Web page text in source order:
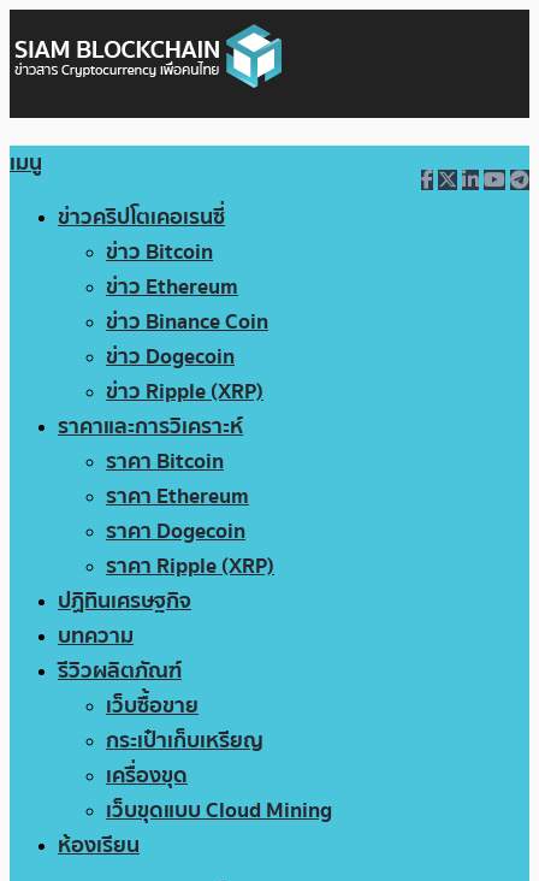
เมนู
ข่าวคริปโตเคอเรนซี่
ข่าว Bitcoin
ข่าว Ethereum
ข่าว Binance Coin
ข่าว Dogecoin
ข่าว Ripple (XRP)
ราคาและการวิเคราะห์
ราคา Bitcoin
ราคา Ethereum
ราคา Dogecoin
ราคา Ripple (XRP)
ปฏิทินเศรษฐกิจ
บทความ
รีวิวผลิตภัณฑ์
เว็บซื้อขาย
กระเป๋าเก็บเหรียญ
เครื่องขุด
เว็บขุดแบบ Cloud Mining
ห้องเรียน